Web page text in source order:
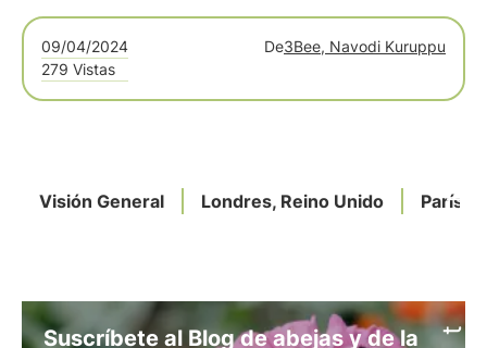
09/04/2024 De3Bee, Navodi Kuruppu
279 Vistas
Visión General Londres, Reino Unido París,
Suscríbete al Blog de abejas y de la